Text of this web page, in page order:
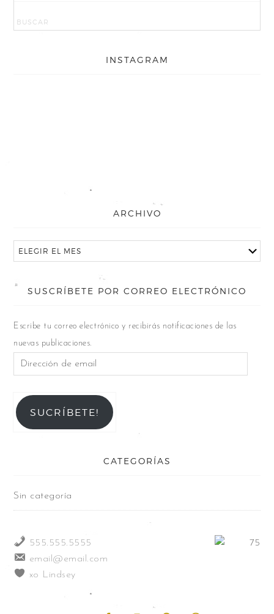
INSTAGRAM
ARCHIVO
SUSCRÍBETE POR CORREO ELECTRÓNICO
Escribe tu correo electrónico y recibirás notificaciones de las
nuevas publicaciones.
SUCRÍBETE!
CATEGORÍAS
Sin categoría
555.555.5555
email@email.com
xo Lindsey